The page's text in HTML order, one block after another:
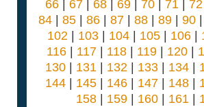
66| 67| 68| 69| 70| 71 | 72
84| 85| 86| 87| 88| 89| 90|
102 | 103 | 104 | 105 | 106 |
116| 117| 118| 119| 120|
130| 131 | 132 | 133| 134|
144| 145| 146| 147| 148|
158| 159| 160| 161 |